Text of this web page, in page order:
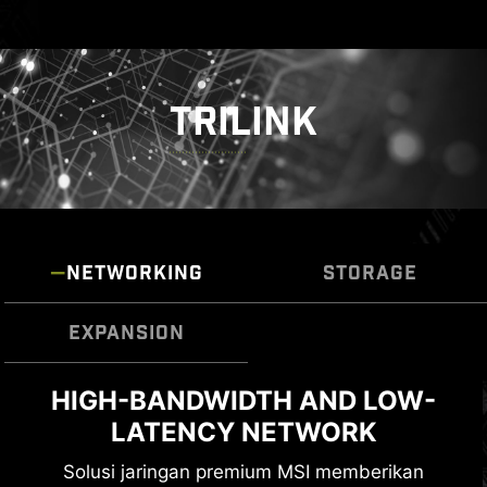
TRILINK
NETWORKING STORAGE
EXPANSION
HIGH-BANDWIDTH AND LOW-
LATENCY NETWORK
Solusi jaringan premium MSI memberikan
FAST AND FUTURE-READY
STORAGE
Motherboard MSI MAG Series mendukung
LIGHTNING GEN 5 PCI-E WITH
STEEL ARMOR II